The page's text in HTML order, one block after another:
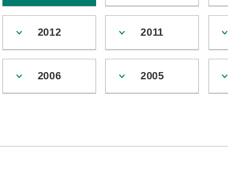
2012 2011
2006 2005